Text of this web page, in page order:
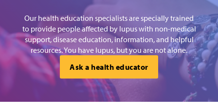
Our health education specialists are specially trained
to provide people affected by lupus with non-medical
support, disease education, information, and helpful
resources. You have lupus, but you are not alone.
Ask a health educator